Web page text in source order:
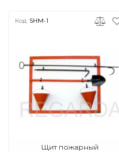
Код: SHM-1
Щит пожарный